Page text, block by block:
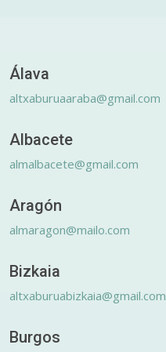
Álava
altxaburuaaraba@gmail.com
Albacete
almalbacete@gmail.com
Aragón
almaragon@mailo.com
Bizkaia
altxaburuabizkaia@gmail.com
Burgos